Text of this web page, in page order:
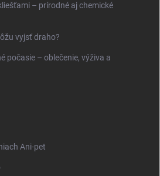
– prírodné aj chemické
vyjsť draho?
počasie – oblečenie, výživa a
Ani-pet